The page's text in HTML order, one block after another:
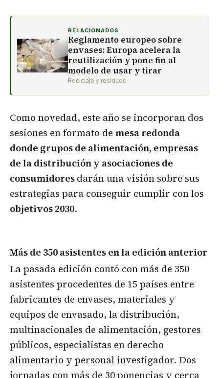
RELACIONADOS
Reglamento europeo sobre
envases: Europa acelera la
reutilización y pone fin al
modelo de usar y tirar
Reciclaje y residuos
Como novedad, este año se incorporan dos
sesiones en formato de mesa redonda
donde grupos de alimentación, empresas
de la distribución y asociaciones de
consumidoresdarán una visión sobre sus
estrategias para conseguir cumplir con los
objetivos 2030.
Más de 350 asistentes en la edición anterior
La pasada edición contó con más de 350
asistentes procedentes de 15 países entre
fabricantes de envases, materiales y
equipos de envasado, la distribución,
multinacionales de alimentación, gestores
públicos, especialistas en derecho
alimentario y personal investigador. Dos
jornadas con más de 30 ponencias y cerca